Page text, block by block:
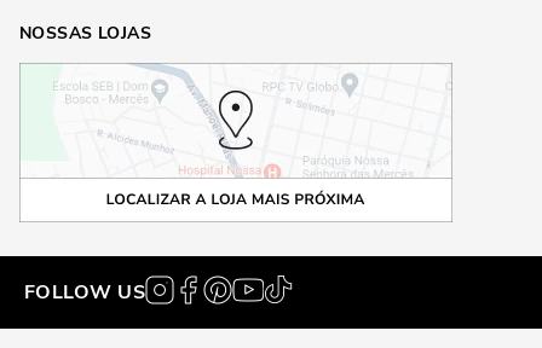
NOSSAS LOJAS
FOLLOW US